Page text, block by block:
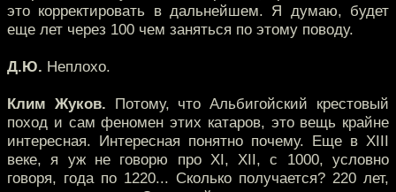
это корректировать в дальнейшем. Я думаю, будет
еще лет через 100 чем заняться по этому поводу.
Д.Ю. Неплохо.
Клим Жуков. Потому, что Альбигойский крестовый
поход и сам феномен этих катаров, это вещь крайне
интересная. Интересная понятно почему. Еще в XIII
веке, я уж не говорю про XI, XII, с 1000, условно
говоря, года по 1220... Сколько получается? 220 лет,